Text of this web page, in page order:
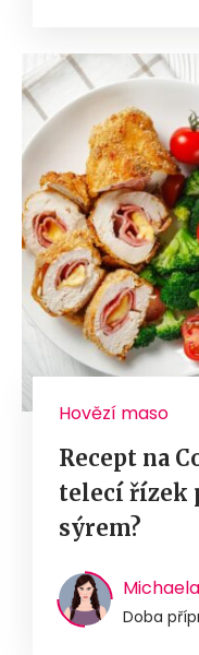
Hovězí maso
Recept na
telecí řízek
sýrem?
Doba